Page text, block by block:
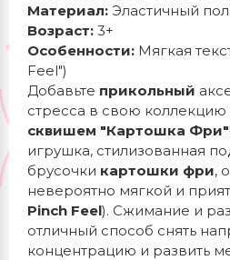
Материал: Эластичный
Возраст: 3+
Особенности: Мягкая
Feel")
Добавьте прикольный
стресса в свою коллекцию
сквишем "Картошка Фри"
игрушка, стилизованная
брусочки картошки фри,
невероятно мягкой и
Pinch Feel). Сжимание и
отличный способ снять
концентрацию и развить